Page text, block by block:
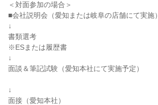
＜対面参加の場合＞
■会社説明会（愛知または岐阜の店舗にて実施）
↓
書類選考
※ESまたは履歴書
↓
面談＆筆記試験（愛知本社にて実施予定）
↓
面接（愛知本社）